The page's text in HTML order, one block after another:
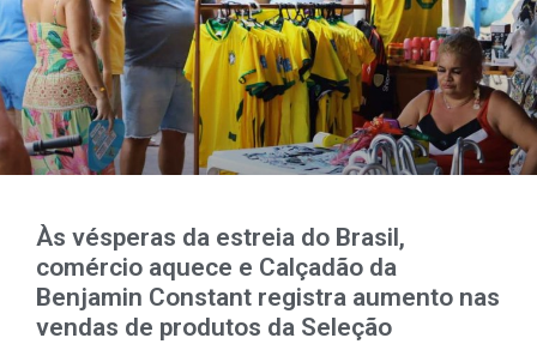
Às vésperas da estreia do Brasil,
comércio aquece e Calçadão da
Benjamin Constant registra aumento nas
vendas de produtos da Seleção